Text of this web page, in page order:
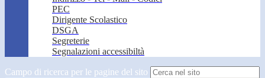
PEC
Dirigente Scolastico
DSGA
Segreterie
Segnalazioni accessibiltà
Campo di ricerca per le pagine del sito